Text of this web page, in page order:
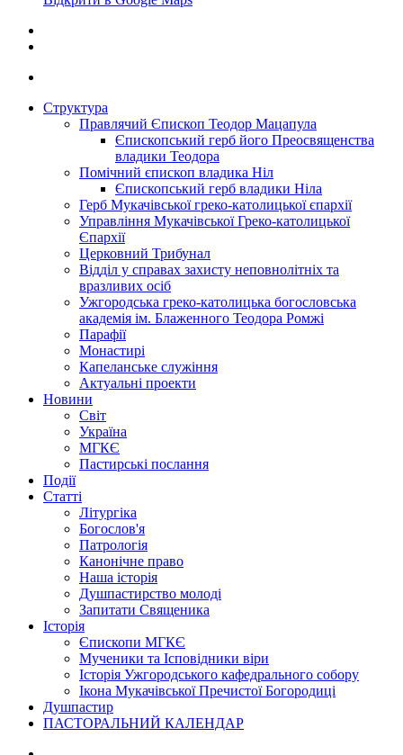
Структура
Правлячий Єпископ Теодор Мацапула
Єпископський герб його Преосвященства
владики Теодора
Помічний єпископ владика Ніл
Єпископський герб владики Ніла
Герб Мукачівської греко-католицької єпархії
Управління Мукачівської Греко-католицької
Єпархії
Церковний Трибунал
Відділ у справах захисту неповнолітніх та
вразливих осіб
Ужгородська греко-католицька богословська
академія ім. Блаженного Теодора Ромжі
Парафії
Монастирі
Капеланське служіння
Актуальні проекти
Новини
Світ
Україна
МГКЄ
Пастирські послання
Події
Статті
Літургіка
Богослов'я
Патрологія
Канонічне право
Наша історія
Душпастирство молоді
Запитати Священика
Історія
Єпископи МГКЄ
Мученики та Ісповідники віри
Історія Ужгородського кафедрального собору
Ікона Мукачівської Пречистої Богородиці
Душпастир
ПАСТОРАЛЬНИЙ КАЛЕНДАР